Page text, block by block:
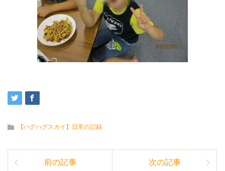
【ハグハグスカイ】日常の記録
前の記事 次の記事